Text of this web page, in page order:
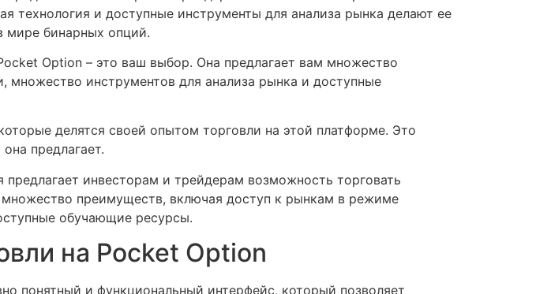
и доступные инструменты для анализа рынка делают ее
мире бинарных опций.
Option – это ваш выбор. Она предлагает вам множество
инструментов для анализа рынка и доступные
делятся своей опытом торговли на этой платформе. Это
предлагает.
инвесторам и трейдерам возможность торговать
преимуществ, включая доступ к рынкам в режиме
обучающие ресурсы.
на Pocket Option
понятный и функциональный интерфейс, который позволяет